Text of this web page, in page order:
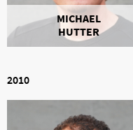
MICHAEL
HUTTER
2010